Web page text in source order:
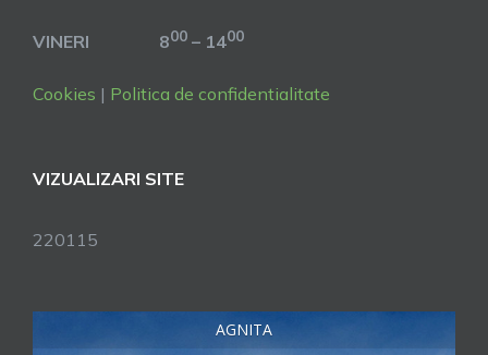
VINERI 800 – 1400
Cookies | Politica de confidentialitate
VIZUALIZARI SITE
220115
AGNITA